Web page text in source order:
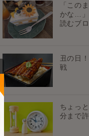
「この
かな…
読むブ
丑の日
戦
ちょっ
分まで